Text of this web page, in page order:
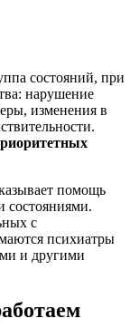
состояний, при
нарушение
изменения в
помощь
состояниями.
с
психиатры
и другими